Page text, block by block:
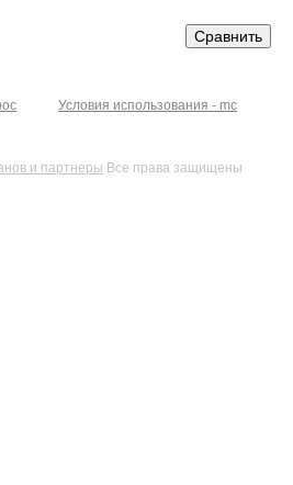
Условия использования - mc
и партнеры Все права защищены